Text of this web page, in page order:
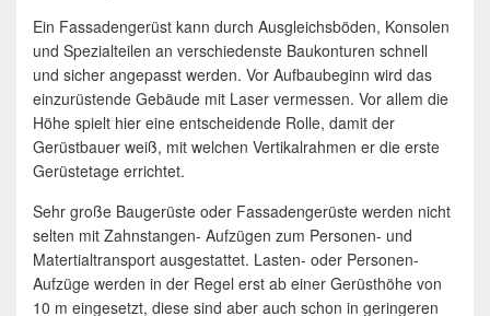
Ein Fassadengerüst kann durch Ausgleichsböden, Konsolen
und Spezialteilen an verschiedenste Baukonturen schnell
und sicher angepasst werden. Vor Aufbaubeginn wird das
einzurüstende Gebäude mit Laser vermessen. Vor allem die
Höhe spielt hier eine entscheidende Rolle, damit der
Gerüstbauer weiß, mit welchen Vertikalrahmen er die erste
Gerüstetage errichtet.
Sehr große Baugerüste oder Fassadengerüste werden nicht
selten mit Zahnstangen- Aufzügen zum Personen- und
Matertialtransport ausgestattet. Lasten- oder Personen-
Aufzüge werden in der Regel erst ab einer Gerüsthöhe von
10 m eingesetzt, diese sind aber auch schon in geringeren